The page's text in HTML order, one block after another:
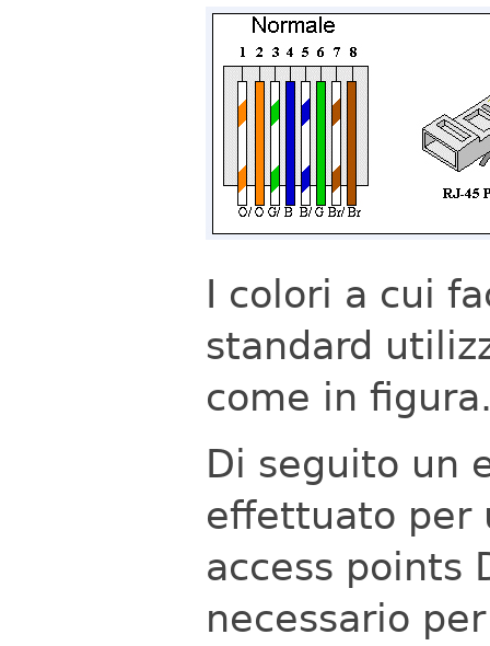
I colori a cui
standard
come in
Di seguito un
effettuato per
access points
necessario